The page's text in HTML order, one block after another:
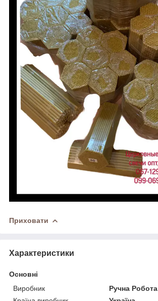
Приховати
Характеристики
Основні
Виробник
Ручна Робота